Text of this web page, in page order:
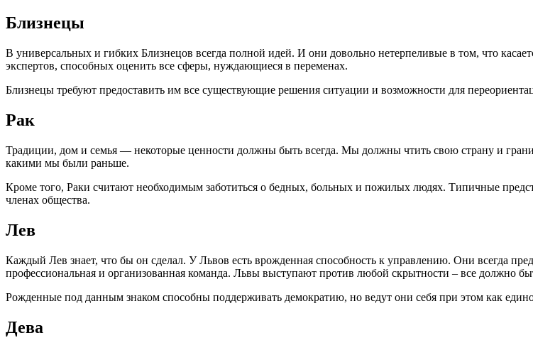
Близнецы
В универсальных и гибких Близнецов всегда полной идей. И они довольно нетерпеливые в том, что
экспертов, способных оценить все сферы, нуждающиеся в переменах.
Близнецы требуют предоставить им все существующие решения ситуации и возможности для
Рак
Традиции, дом и семья — некоторые ценности должны быть всегда. Мы должны чтить свою страну и
какими мы были раньше.
Кроме того, Раки считают необходимым заботиться о бедных, больных и пожилых людях. Типичные
членах общества.
Лев
Каждый Лев знает, что бы он сделал. У Львов есть врожденная способность к управлению. Они всегда
профессиональная и организованная команда. Львы выступают против любой скрытности – все должно
Рожденные под данным знаком способны поддерживать демократию, но ведут они себя при этом как
Дева